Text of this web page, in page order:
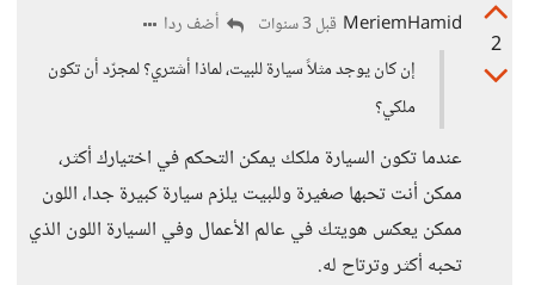
2
MeriemHamid قبل 3 سنوات
أضف ردا
إن كان يوجد مثلاً سيارة للبيت، لماذا أشتري؟ لمجرّد أن تكون
ملكي؟
عندما تكون السيارة ملكك يمكن التحكم في اختيارك أكثر،
ممكن أنت تحبها صغيرة وللبيت يلزم سيارة كبيرة جدا، اللون
ممكن يعكس هويتك في عالم الأعمال وفي السيارة اللون الذي
تحبه أكثر وترتاح له.